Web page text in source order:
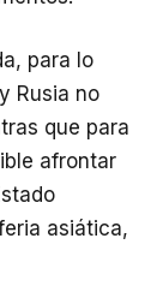
para lo
Rusia no
que para
afrontar
asiática,